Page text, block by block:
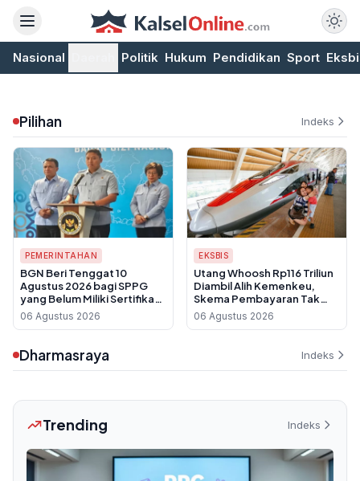
Nasional Politik Hukum Pendidikan Sport
Pilihan Indeks
PEMERINTAHAN
BGN Beri Tenggat 10
Agustus 2026 bagi SPPG
yang Belum Miliki Sertifikat
Laik Higiene Sanitasi
06 Agustus 2026
EKSBIS
Utang Whoosh Rp116 Triliun
Diambil Alih Kemenkeu,
Skema Pembayaran Tak
Sentuh APBN
06 Agustus 2026
Dharmasraya Indeks
Trending Indeks